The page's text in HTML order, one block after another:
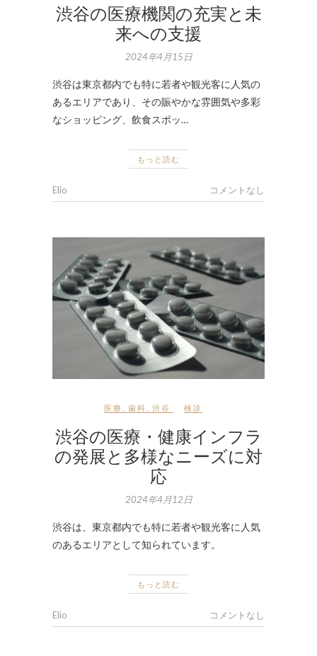
渋谷の医療機関の充実と未
来への支援
2024年4月15日
渋谷は東京都内でも特に若者や観光客に人気の
あるエリアであり、その賑やかな雰囲気や多彩
なショッピング、飲食スポッ…
もっと読む
Elio コメントなし
医療 歯科 渋谷 検診
渋谷の医療・健康インフラ
の発展と多様なニーズに対
応
2024年4月12日
渋谷は、東京都内でも特に若者や観光客に人気
のあるエリアとして知られています。
もっと読む
Elio コメントなし